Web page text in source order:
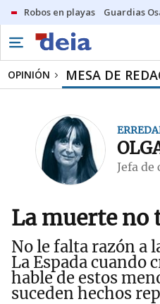
Robos en playas Guardias
OPINIÓN MESA DE
Jefa
La muerte no
No le falta razón a
La Espada cuando
hable de estos
suceden hechos